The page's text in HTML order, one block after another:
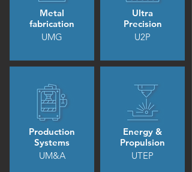
Metal
fabrication
UMG
Ultra
Precision
U2P
Production
Systems
UM&A
Energy &
Propulsion
UTEP